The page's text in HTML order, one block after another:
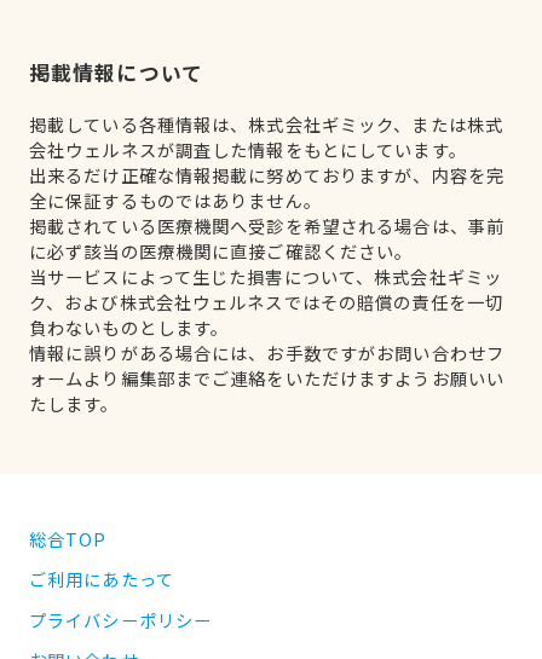
掲載情報について
掲載している各種情報は、株式会社ギミック、または株式
会社ウェルネスが調査した情報をもとにしています。
出来るだけ正確な情報掲載に努めておりますが、内容を完
全に保証するものではありません。
掲載されている医療機関へ受診を希望される場合は、事前
に必ず該当の医療機関に直接ご確認ください。
当サービスによって生じた損害について、株式会社ギミッ
ク、および株式会社ウェルネスではその賠償の責任を一切
負わないものとします。
情報に誤りがある場合には、お手数ですがお問い合わせフ
ォームより編集部までご連絡をいただけますようお願いい
たします。
総合TOP
ご利用にあたって
プライバシーポリシー